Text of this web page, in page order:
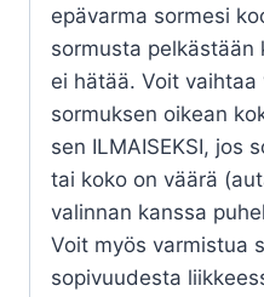
epävarma sormesi
sormusta pelkästään
ei hätää. Voit
sormuksen oikean
sen ILMAISEKSI, jos
tai koko on väärä
valinnan kanssa
Voit myös varmistua
sopivuudesta